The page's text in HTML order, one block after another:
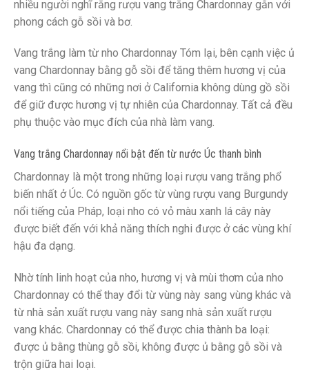
nhiều người nghĩ rằng rượu vang trắng Chardonnay gắn với
phong cách gỗ sồi và bơ.
Vang trắng làm từ nho Chardonnay Tóm lại, bên cạnh việc ủ
vang Chardonnay bằng gỗ sồi để tăng thêm hương vị của
vang thì cũng có những nơi ở California không dùng gồ sồi
để giữ được hương vị tự nhiên của Chardonnay. Tất cả đều
phụ thuộc vào mục đích của nhà làm vang.
Vang trắng Chardonnay nổi bật đến từ nước Úc thanh bình
Chardonnay là một trong những loại rượu vang trắng phổ
biến nhất ở Úc. Có nguồn gốc từ vùng rượu vang Burgundy
nổi tiếng của Pháp, loại nho có vỏ màu xanh lá cây này
được biết đến với khả năng thích nghi được ở các vùng khí
hậu đa dạng.
Nhờ tính linh hoạt của nho, hương vị và mùi thơm của nho
Chardonnay có thể thay đổi từ vùng này sang vùng khác và
từ nhà sản xuất rượu vang này sang nhà sản xuất rượu
vang khác. Chardonnay có thể được chia thành ba loại:
được ủ bằng thùng gỗ sồi, không được ủ bằng gỗ sồi và
trộn giữa hai loại.